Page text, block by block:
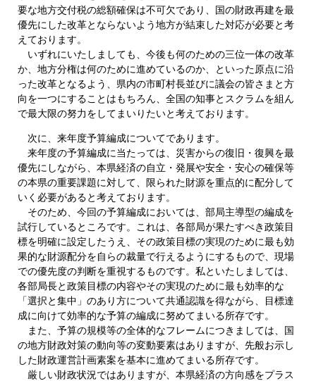
要な地方交付税の総額確保は不可欠であり、国の財政再建を最
優先にした改革とならないよう地方が結束した対応が必要と考
えております。
いずれにいたしましても、今後も何のための三位一体の改革
か、地方分権は何のために進めているのか、といった原点に沿
った改革となるよう、県内の市町村長並びに議会の皆さまと方
向を一つにすることはもちろん、全国の知事とスクラムを組ん
で最大限の努力をしてまいりたいと考えております。
次に、来年度予算編成についてであります。
来年度の予算編成に当たっては、災害からの復旧・復興を最
優先にしながら、本県経済の自立・発展や安全・安心の確保等
の本県の重要課題に対して、限られた財源を重点的に配分して
いく必要があると考えております。
そのため、今回の予算編成においては、部局主導型の編成を
試行しているところです。これは、各部局が果たすべき政策目
標を明確に設定したうえ、その政策目標の実現のために最も効
果的な財源配分を自らの裁量で行えるようにするもので、現場
での優先度の判断を重視するものです。私といたしましては、
各部局長と政策目標の内容やその実現のために最も効率的な
「選択と集中」のあり方について共通認識を得ながら、目標達
成に向けて効率的な予算の編成に努めてまいる所存です。
また、予算の規模等の全体的なフレームにつきましては、国
の地方財政対策の動向等の変動要素はありますが、先般お示し
した財政運営計画素案を基本に進めてまいる所存です。
厳しい財政状況ではありますが、本県経済の方向感をプラス